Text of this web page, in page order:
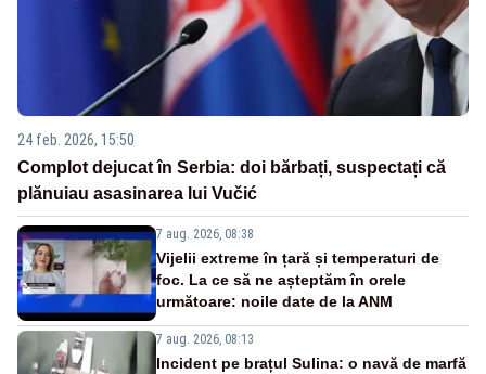
24 feb. 2026, 15:50
Complot dejucat în Serbia: doi bărbați, suspectați că
plănuiau asasinarea lui Vučić
7 aug. 2026, 08:38
Vijelii extreme în țară și temperaturi de
foc. La ce să ne așteptăm în orele
următoare: noile date de la ANM
7 aug. 2026, 08:13
Incident pe brațul Sulina: o navă de marfă